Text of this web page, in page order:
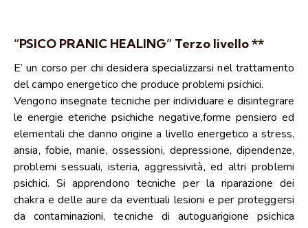
“PSICO PRANIC HEALING” Terzo livello **
E’ un corso per chi desidera specializzarsi nel trattamento
del campo energetico che produce problemi psichici.
Vengono insegnate tecniche per individuare e disintegrare
le energie eteriche psichiche negative,forme pensiero ed
elementali che danno origine a livello energetico a stress,
ansia, fobie, manie, ossessioni, depressione, dipendenze,
problemi sessuali, isteria, aggressività, ed altri problemi
psichici. Si apprendono tecniche per la riparazione dei
chakra e delle aure da eventuali lesioni e per proteggersi
da contaminazioni, tecniche di autoguarigione psichica